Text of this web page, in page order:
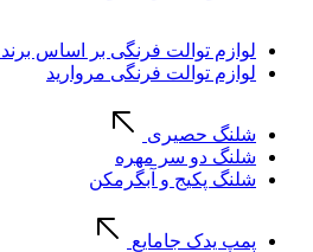
لوازم توالت فرنگی بر اساس برند
لوازم توالت فرنگی مروارید
شلنگ حصیری
شلنگ دو سر مهره
شلنگ پکیج و آبگرمکن
پمپ یدک جامایع